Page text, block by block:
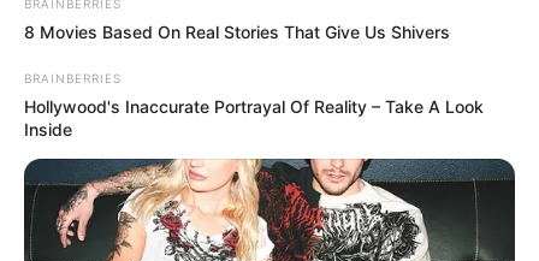
0
Tanggal Lahir:
10 Februari 1984
Tempat Lahir:
Seoul,Korea Selatan
BRAINBERRIES
8 Movies Based On Real Stories That Give Us Shivers
BRAINBERRIES
Hollywood's Inaccurate Portrayal Of Reality – Take A Look
Inside